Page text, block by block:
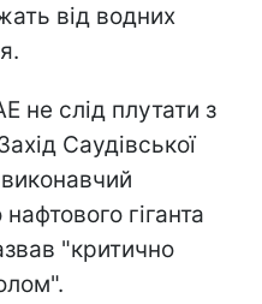
від водних
не слід плутати з
Саудівської
гіганта
"критично